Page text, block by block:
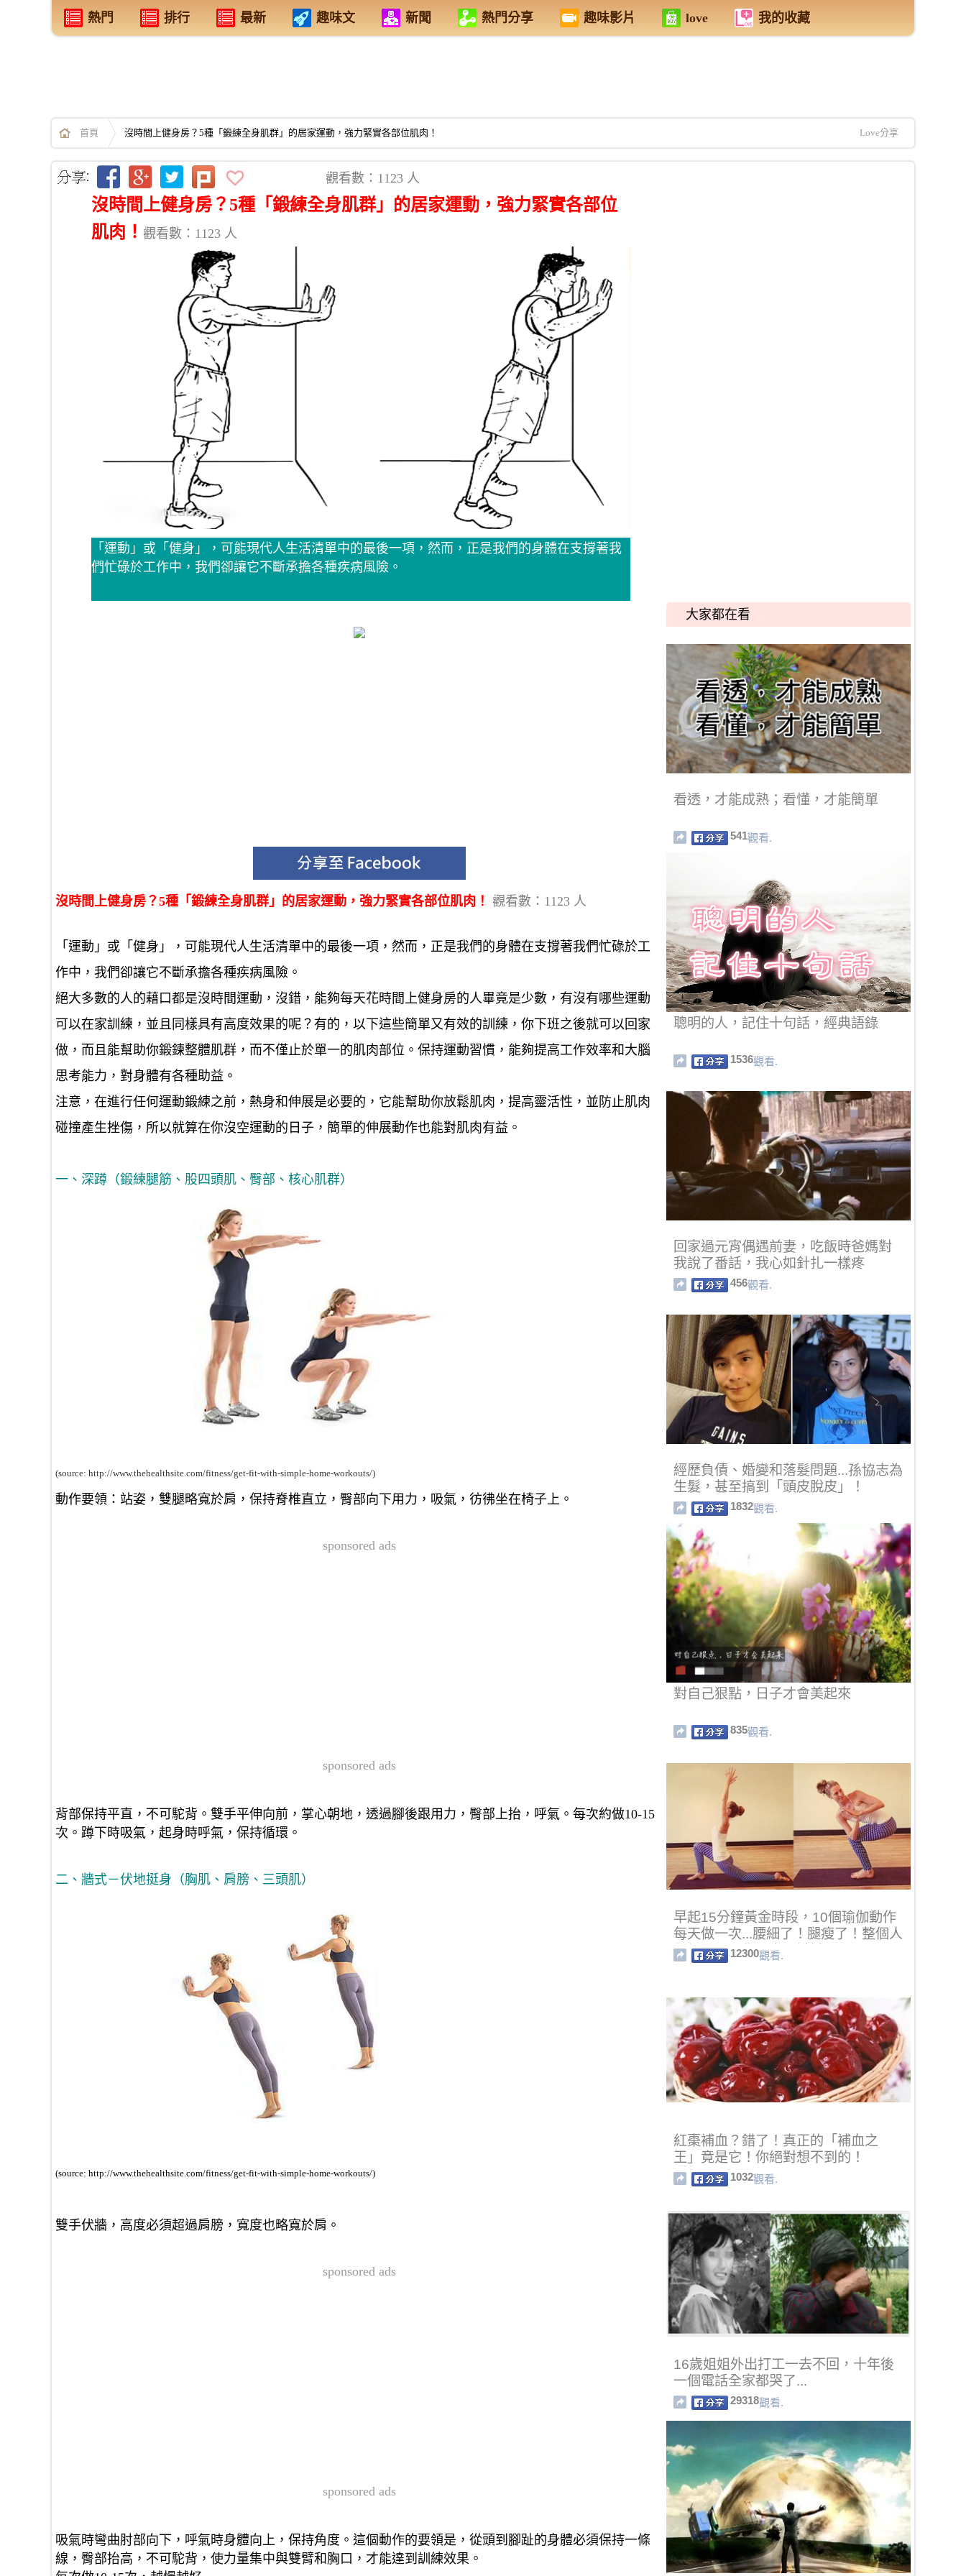
熱門 排行 最新 趣味文 新聞 熱門分享 趣味影片 love 我的收藏
首頁 沒時間上健身房？5種「鍛練全身肌群」的居家運動，強力緊實各部位肌肉！ Love分享
觀看數：1123 人
沒時間上健身房？5種「鍛練全身肌群」的居家運動，強力緊實各部位
肌肉！ 觀看數：1123 人
「運動」或「健身」，可能現代人生活清單中的最後一項，然而，正是我們的身體在支撐著我
們忙碌於工作中，我們卻讓它不斷承擔各種疾病風險。
沒時間上健身房？5種「鍛練全身肌群」的居家運動，強力緊實各部位肌肉！ 觀看數：1123 人
「運動」或「健身」，可能現代人生活清單中的最後一項，然而，正是我們的身體在支撐著我們忙碌於工
作中，我們卻讓它不斷承擔各種疾病風險。
絕大多數的人的藉口都是沒時間運動，沒錯 ，能夠每天花時間上健身房的人畢竟是少數，有沒有哪些運動
可以在家訓練，並且同樣具有高度效果的呢？有的，以下這些簡單又有效的訓練，你下班之後就可以回家
做，而且能幫助你鍛鍊整體肌群，而不僅止於單一的肌肉部位。保持運動習慣，能夠提高工作效率和大腦
思考能力，對身體有各種助益。
注意，在進行任何運動鍛練之前，熱身和伸展是必要的，它能幫助你放鬆肌肉，提高靈活性，並防止肌肉
碰撞產生挫傷，所以就算在你沒空運動的日子，簡單的伸展動作也能對肌肉有益。
一、深蹲（鍛練腿筋、股四頭肌、臀部、核心肌群）
(source: http://www.thehealthsite.com/fitness/get-fit-with-simple-home-workouts/)
動作要領：站姿，雙腿略寬於肩，保持脊椎直立，臀部向下用力，吸氣，彷彿坐在椅子上。
sponsored ads
sponsored ads
背部保持平直，不可駝背。雙手平伸向前，掌心朝地，透過腳後跟用力，臀部上抬，呼氣。每次約做10-15
次。蹲下時吸氣，起身時呼氣，保持循環。
二、牆式－伏地挺身（胸肌、肩膀、三頭肌）
(source: http://www.thehealthsite.com/fitness/get-fit-with-simple-home-workouts/)
雙手伏牆，高度必須超過肩膀，寬度也略寬於肩。
sponsored ads
sponsored ads
吸氣時彎曲肘部向下，呼氣時身體向上，保持角度。這個動作的要領是，從頭到腳趾的身體必須保持一條
線，臀部抬高，不可駝背，使力量集中與雙臂和胸口，才能達到訓練效果。
大家都在看
看透，才能成熟；看懂，才能簡單
541觀看.
聰明的人，記住十句話，經典語錄
1536觀看.
回家過元宵偶遇前妻，吃飯時爸媽對
我說了番話，我心如針扎一樣疼
456觀看.
經歷負債、婚變和落髮問題...孫協志為
生髮，甚至搞到「頭皮脫皮」！
1832觀看.
對自己狠點，日子才會美起來
835觀看.
早起15分鐘黃金時段，10個瑜伽動作
每天做一次...腰細了！腿瘦了！整個人
都輕盈了！你一定要試試！
12300觀看.
紅棗補血？錯了！真正的「補血之
王」竟是它！你絕對想不到的！
1032觀看.
16歲姐姐外出打工一去不回，十年後
一個電話全家都哭了...
29318觀看.